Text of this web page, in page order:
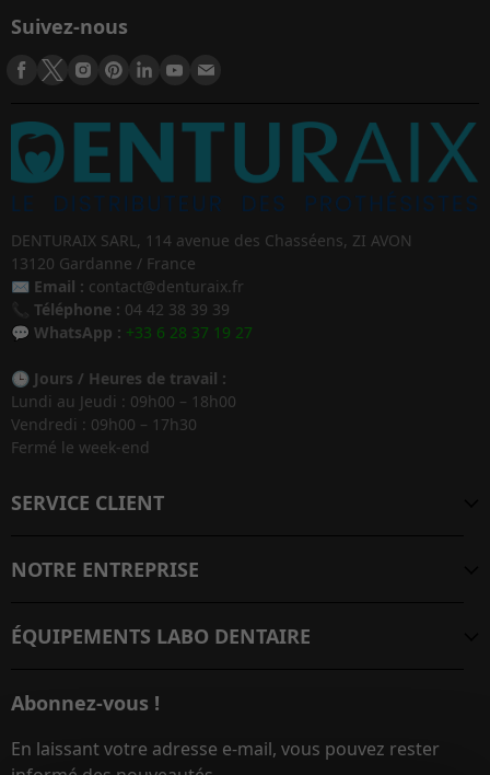
Suivez-nous
DENTURAIX SARL, 114 avenue des Chasséens, ZI AVON
13120 Gardanne / France
✉️ Email : contact@denturaix.fr
Téléphone : 04 42 38 39 39
💬 WhatsApp : +33 6 28 37 19 27
🕒 Jours / Heures de travail :
Lundi au Jeudi : 09h00 – 18h00
Vendredi : 09h00 – 17h30
Fermé le week-end
SERVICE CLIENT
NOTRE ENTREPRISE
ÉQUIPEMENTS LABO DENTAIRE
Abonnez-vous !
En laissant votre adresse e-mail, vous pouvez rester